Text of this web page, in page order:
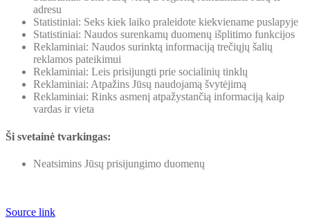
adresu
Statistiniai: Seks kiek laiko praleidote kiekviename puslapyje
Statistiniai: Naudos surenkamų duomenų išplitimo funkcijos
Reklaminiai: Naudos surinktą informaciją trečiųjų šalių
reklamos pateikimui
Reklaminiai: Leis prisijungti prie socialinių tinklų
Reklaminiai: Atpažins Jūsų naudojamą švytėjimą
Reklaminiai: Rinks asmenį atpažystančią informaciją kaip
vardas ir vieta
Ši svetainė tvarkingas:
Neatsimins Jūsų prisijungimo duomenų
Source link